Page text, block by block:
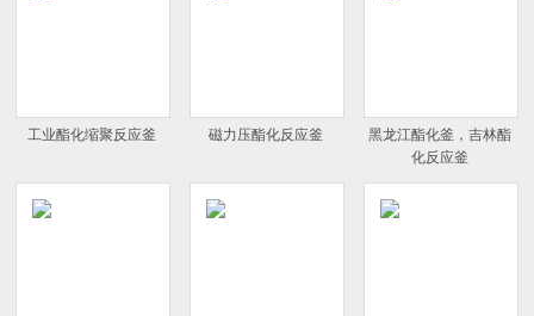
工业酯化缩聚反应釜 磁力压酯化反应釜
黑龙江酯化釜，吉林酯
化反应釜